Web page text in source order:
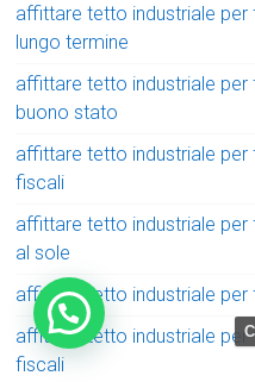
affittare tetto industriale
lungo termine
affittare tetto industriale
buono stato
affittare tetto industriale
fiscali
affittare tetto industriale
al sole
affittare tetto industriale
affittare tetto industriale
fiscali